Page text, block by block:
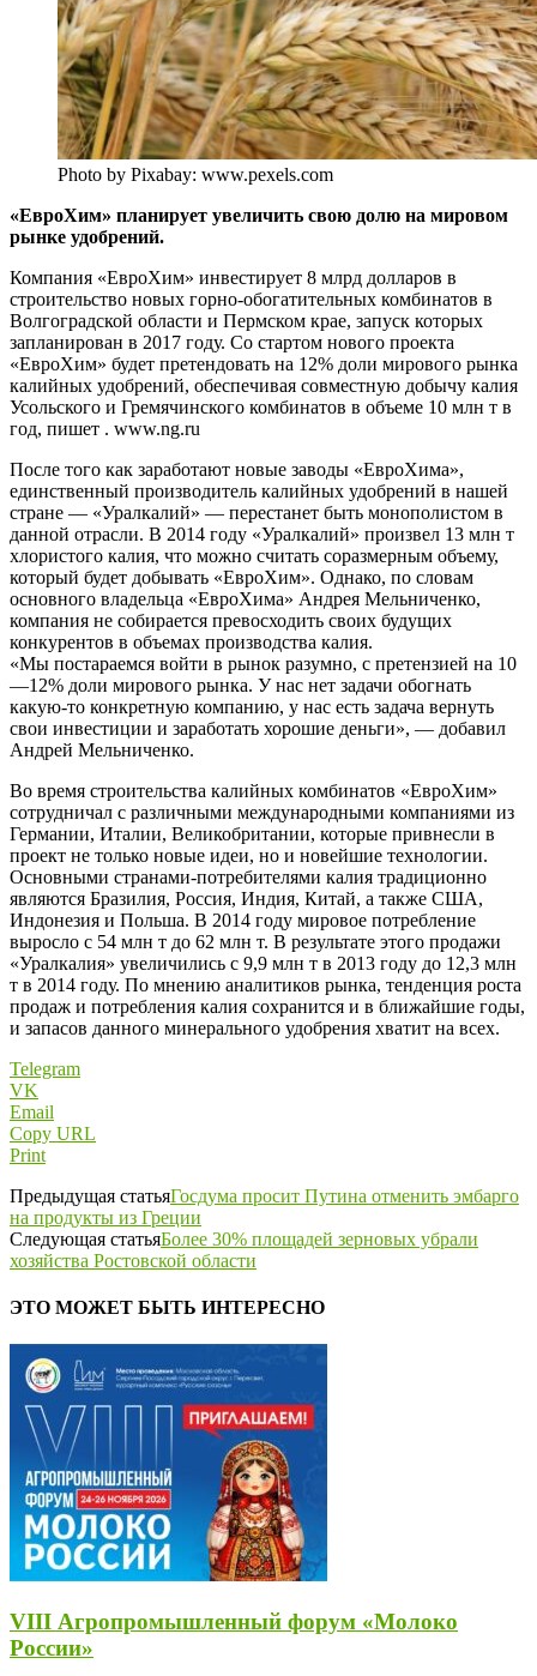
Photo by Pixabay: www.pexels.com
«ЕвроХим» планирует увеличить свою долю на мировом
рынке удобрений.
Компания «ЕвроХим» инвестирует 8 млрд долларов в
строительство новых горно-обогатительных комбинатов в
Волгоградской области и Пермском крае, запуск которых
запланирован в 2017 году. Со стартом нового проекта
«ЕвроХим» будет претендовать на 12% доли мирового рынка
калийных удобрений, обеспечивая совместную добычу калия
Усольского и Гремячинского комбинатов в объеме 10 млн т в
год, пишет . www.ng.ru
После того как заработают новые заводы «ЕвроХима»,
единственный производитель калийных удобрений в нашей
стране — «Уралкалий» — перестанет быть монополистом в
данной отрасли. В 2014 году «Уралкалий» произвел 13 млн т
хлористого калия, что можно считать соразмерным объему,
который будет добывать «ЕвроХим». Однако, по словам
основного владельца «ЕвроХима» Андрея Мельниченко,
компания не собирается превосходить своих будущих
конкурентов в объемах производства калия.
«Мы постараемся войти в рынок разумно, с претензией на 10
—12% доли мирового рынка. У нас нет задачи обогнать
какую-то конкретную компанию, у нас есть задача вернуть
свои инвестиции и заработать хорошие деньги», — добавил
Андрей Мельниченко.
Во время строительства калийных комбинатов «ЕвроХим»
сотрудничал с различными международными компаниями из
Германии, Италии, Великобритании, которые привнесли в
проект не только новые идеи, но и новейшие технологии.
Основными странами-потребителями калия традиционно
являются Бразилия, Россия, Индия, Китай, а также США,
Индонезия и Польша. В 2014 году мировое потребление
выросло с 54 млн т до 62 млн т. В результате этого продажи
«Уралкалия» увеличились с 9,9 млн т в 2013 году до 12,3 млн
т в 2014 году. По мнению аналитиков рынка, тенденция роста
продаж и потребления калия сохранится и в ближайшие годы,
и запасов данного минерального удобрения хватит на всех.
Telegram
VK
Email
Copy URL
Print
Предыдущая статьяГосдума просит Путина отменить эмбарго
на продукты из Греции
Следующая статьяБолее 30% площадей зерновых убрали
хозяйства Ростовской области
ЭТО МОЖЕТ БЫТЬ ИНТЕРЕСНО
VIII Агропромышленный форум «Молоко
России»